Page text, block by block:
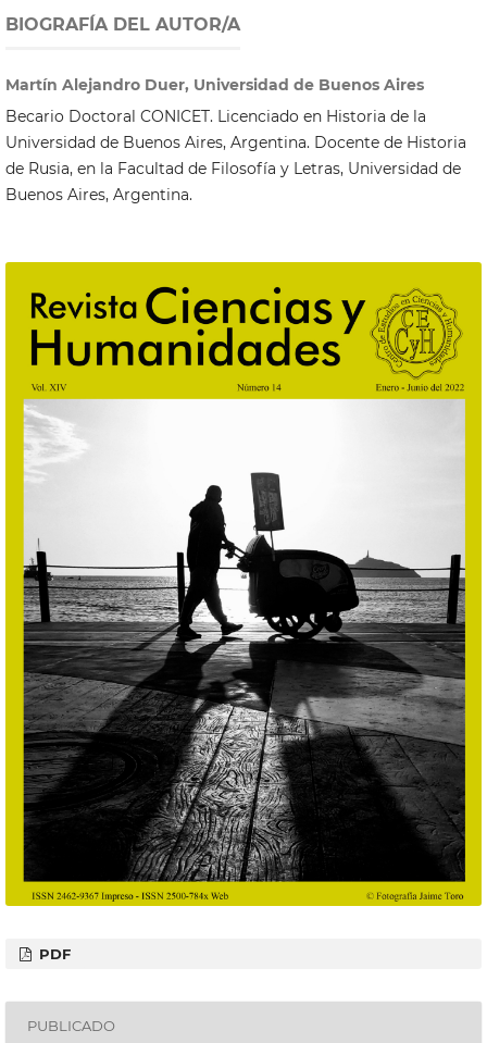
BIOGRAFÍA DEL AUTOR/A
Martín Alejandro Duer, Universidad de Buenos Aires
Becario Doctoral CONICET. Licenciado en Historia de la
Universidad de Buenos Aires, Argentina. Docente de Historia
de Rusia, en la Facultad de Filosofía y Letras, Universidad de
Buenos Aires, Argentina.
PDF
PUBLICADO